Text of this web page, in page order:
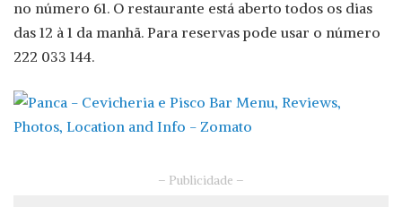
no número 61. O restaurante está aberto todos os dias
das 12 à 1 da manhã. Para reservas pode usar o número
222 033 144.
– Publicidade –